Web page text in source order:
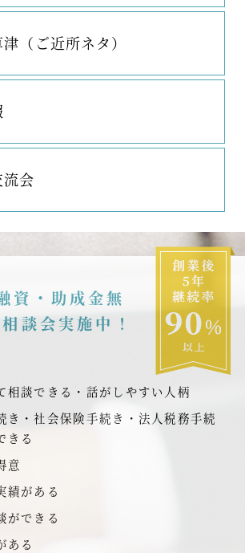
（ご近所ネタ）
会
資・助成金無
談会実施中！
相談できる・話がしやすい人柄
き・社会保険手続き・法人税務手続
きる
意
績がある
ができる
ある